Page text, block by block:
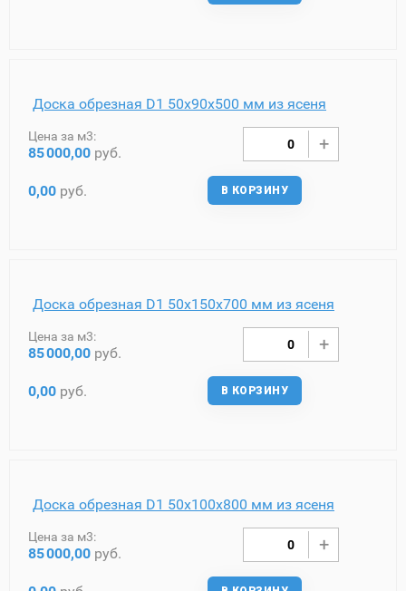
Доска обрезная D1 50х90х500 мм из ясеня
Цена за м3:
85000,00 руб.
0,00 руб. В КОРЗИНУ
Доска обрезная D1 50х150х700 мм из ясеня
Цена за м3:
85000,00 руб.
0,00 руб. В КОРЗИНУ
Доска обрезная D1 50х100х800 мм из ясеня
Цена за м3:
85000,00 руб.